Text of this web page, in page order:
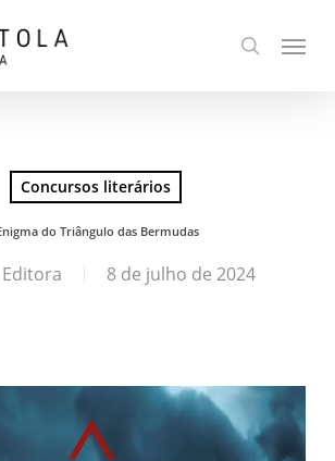
busca
Menu
Concursos literários
do Triângulo das Bermudas
8 de julho de 2024